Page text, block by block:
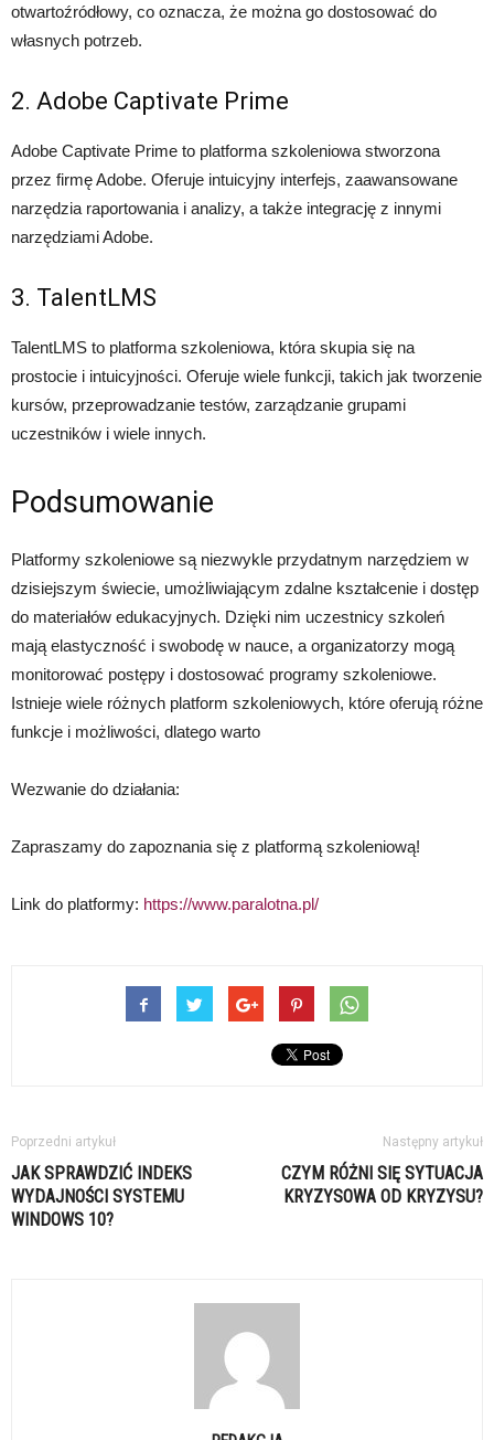
otwartoźródłowy, co oznacza, że można go dostosować do
własnych potrzeb.
2. Adobe Captivate Prime
Adobe Captivate Prime to platforma szkoleniowa stworzona
przez firmę Adobe. Oferuje intuicyjny interfejs, zaawansowane
narzędzia raportowania i analizy, a także integrację z innymi
narzędziami Adobe.
3. TalentLMS
TalentLMS to platforma szkoleniowa, która skupia się na
prostocie i intuicyjności. Oferuje wiele funkcji, takich jak tworzenie
kursów, przeprowadzanie testów, zarządzanie grupami
uczestników i wiele innych.
Podsumowanie
Platformy szkoleniowe są niezwykle przydatnym narzędziem w
dzisiejszym świecie, umożliwiającym zdalne kształcenie i dostęp
do materiałów edukacyjnych. Dzięki nim uczestnicy szkoleń
mają elastyczność i swobodę w nauce, a organizatorzy mogą
monitorować postępy i dostosować programy szkoleniowe.
Istnieje wiele różnych platform szkoleniowych, które oferują różne
funkcje i możliwości, dlatego warto
Wezwanie do działania:
Zapraszamy do zapoznania się z platformą szkoleniową!
Link do platformy: https://www.paralotna.pl/
Poprzedni artykuł
JAK SPRAWDZIĆ INDEKS
WYDAJNOŚCI SYSTEMU
WINDOWS 10?
Następny artykuł
CZYM RÓŻNI SIĘ SYTUACJA
KRYZYSOWA OD KRYZYSU?